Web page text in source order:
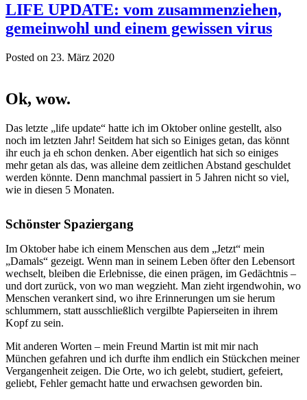
LIFE UPDATE: vom zusammenziehen,
gemeinwohl und einem gewissen virus
Posted on 23. März 2020
Ok, wow.
Das letzte „life update“ hatte ich im Oktober online gestellt, also
noch im letzten Jahr! Seitdem hat sich so Einiges getan, das könnt
ihr euch ja eh schon denken. Aber eigentlich hat sich so einiges
mehr getan als das, was alleine dem zeitlichen Abstand geschuldet
werden könnte. Denn manchmal passiert in 5 Jahren nicht so viel,
wie in diesen 5 Monaten.
Schönster Spaziergang
Im Oktober habe ich einem Menschen aus dem „Jetzt“ mein
„Damals“ gezeigt. Wenn man in seinem Leben öfter den Lebensort
wechselt, bleiben die Erlebnisse, die einen prägen, im Gedächtnis –
und dort zurück, von wo man wegzieht. Man zieht irgendwohin, wo
Menschen verankert sind, wo ihre Erinnerungen um sie herum
schlummern, statt ausschließlich vergilbte Papierseiten in ihrem
Kopf zu sein.
Mit anderen Worten – mein Freund Martin ist mit mir nach
München gefahren und ich durfte ihm endlich ein Stückchen meiner
Vergangenheit zeigen. Die Orte, wo ich gelebt, studiert, gefeiert,
geliebt, Fehler gemacht hatte und erwachsen geworden bin.